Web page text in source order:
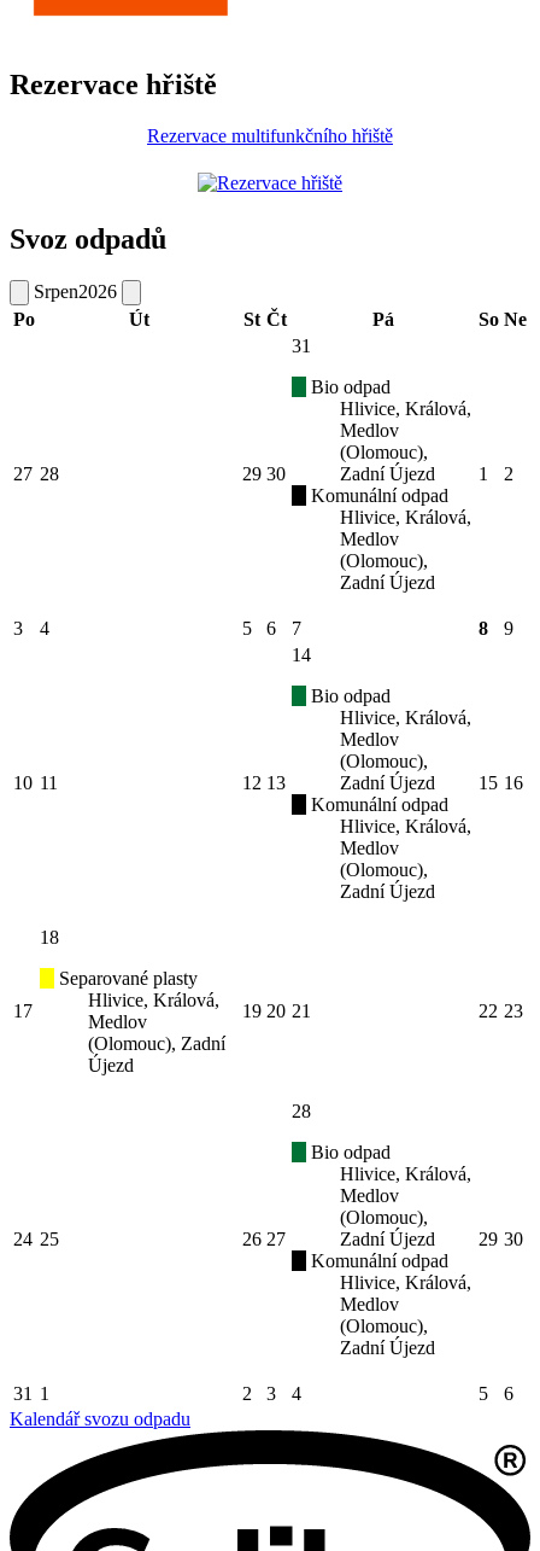
Rezervace hřiště
Rezervace multifunkčního hřiště
Svoz odpadů
Srpen2026
Po
Út St Čt Pá So Ne
27 28 29 30
31
Bio odpad
Hlivice, Králová,
Medlov
(Olomouc),
Zadní Újezd
Komunální odpad
Hlivice, Králová,
Medlov
(Olomouc),
Zadní Újezd
1 2
3 4 5 6 7 8 9
10 11 12 13
14
Bio odpad
Hlivice, Králová,
Medlov
(Olomouc),
Zadní Újezd
Komunální odpad
Hlivice, Králová,
Medlov
(Olomouc),
Zadní Újezd
15 16
17
18
Separované plasty
Hlivice, Králová,
Medlov
(Olomouc), Zadní
Újezd
19 20 21 22 23
24 25 26 27
28
Bio odpad
Hlivice, Králová,
Medlov
(Olomouc),
Zadní Újezd
Komunální odpad
Hlivice, Králová,
Medlov
(Olomouc),
Zadní Újezd
29 30
31 1 2 3 4 5
6
Kalendář svozu odpadu